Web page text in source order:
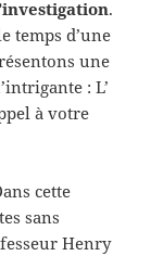
.
temps d’une
une
: L’
à votre
cette
sans
Henry